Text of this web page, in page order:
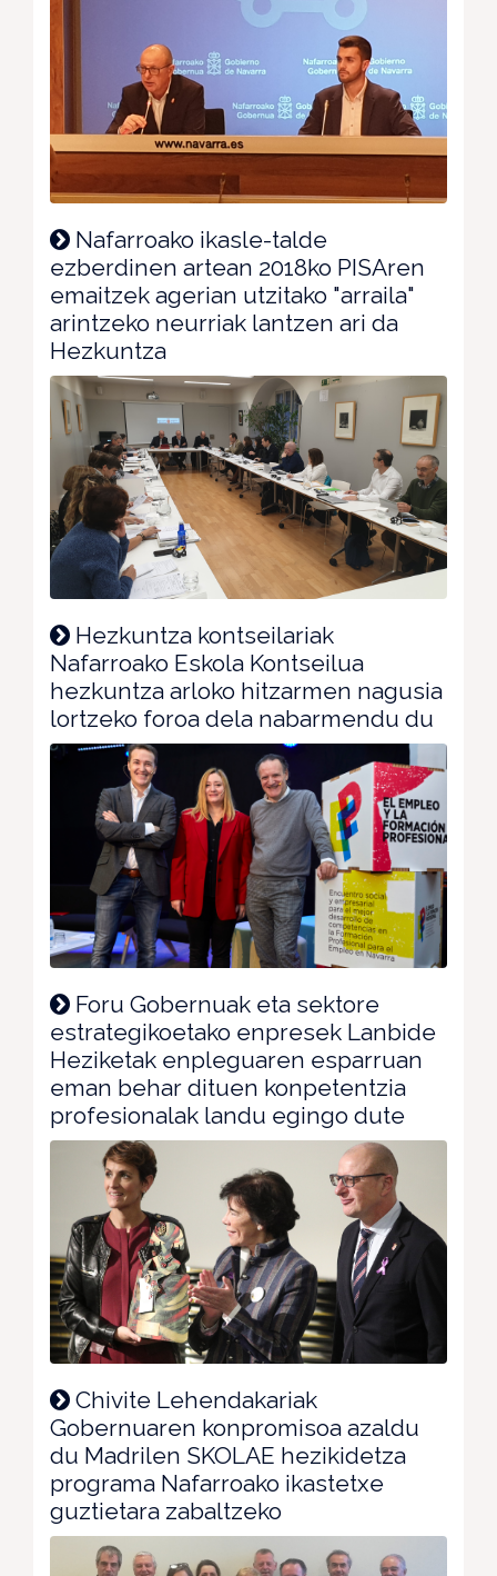
Nafarroako ikasle-talde
ezberdinen artean 2018ko PISAren
emaitzek agerian utzitako "arraila"
arintzeko neurriak lantzen ari da
Hezkuntza
Hezkuntza kontseilariak
Nafarroako Eskola Kontseilua
hezkuntza arloko hitzarmen nagusia
lortzeko foroa dela nabarmendu du
Foru Gobernuak eta sektore
estrategikoetako enpresek Lanbide
Heziketak enpleguaren esparruan
eman behar dituen konpetentzia
profesionalak landu egingo dute
Chivite Lehendakariak
Gobernuaren konpromisoa azaldu
du Madrilen SKOLAE hezikidetza
programa Nafarroako ikastetxe
guztietara zabaltzeko